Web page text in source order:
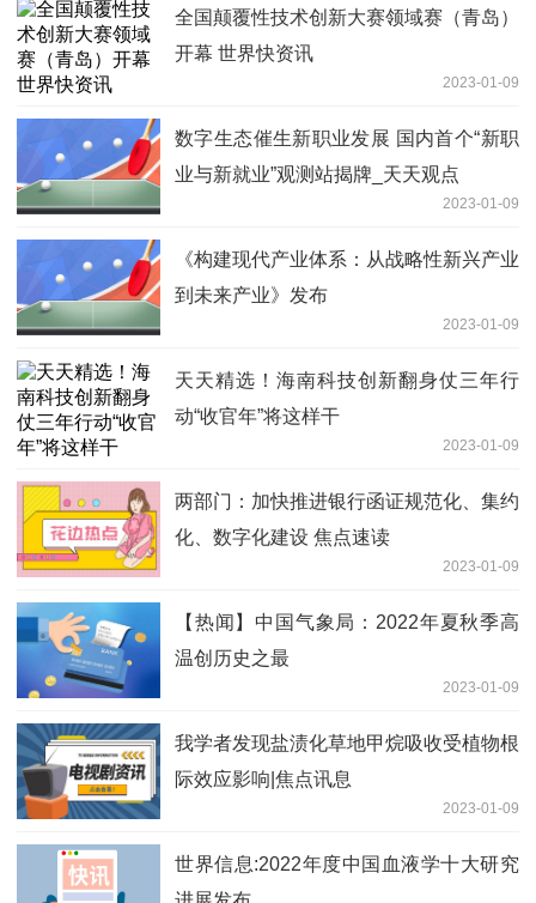
全国颠覆性技术创新大赛领域赛（青岛）
开幕 世界快资讯
2023-01-09
数字生态催生新职业发展 国内首个“新职
业与新就业”观测站揭牌_天天观点
2023-01-09
《构建现代产业体系：从战略性新兴产业
到未来产业》发布
2023-01-09
天天精选！海南科技创新翻身仗三年行
动“收官年”将这样干
2023-01-09
两部门：加快推进银行函证规范化、集约
化、数字化建设 焦点速读
2023-01-09
【热闻】中国气象局：2022年夏秋季高
温创历史之最
2023-01-09
我学者发现盐渍化草地甲烷吸收受植物根
际效应影响|焦点讯息
2023-01-09
世界信息:2022年度中国血液学十大研究